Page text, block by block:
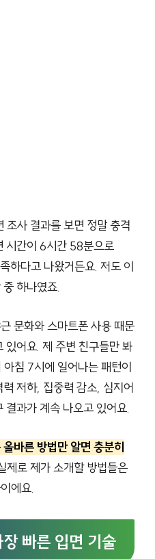
사 결과를 보면 정말 충격
시간이 6시간 58분으로
다고 나왔거든요. 저도 이
하나였죠.
문화와 스마트폰 사용 때문
있어요. 제 주변 친구들만 봐
침 7시에 일어나는 패턴이
저하, 집중력 감소, 심지어
과가 계속 나오고 있어요.
바른 방법만 알면 충분히
제로 제가 소개할 방법들은
에요.
빠른 입면 기술